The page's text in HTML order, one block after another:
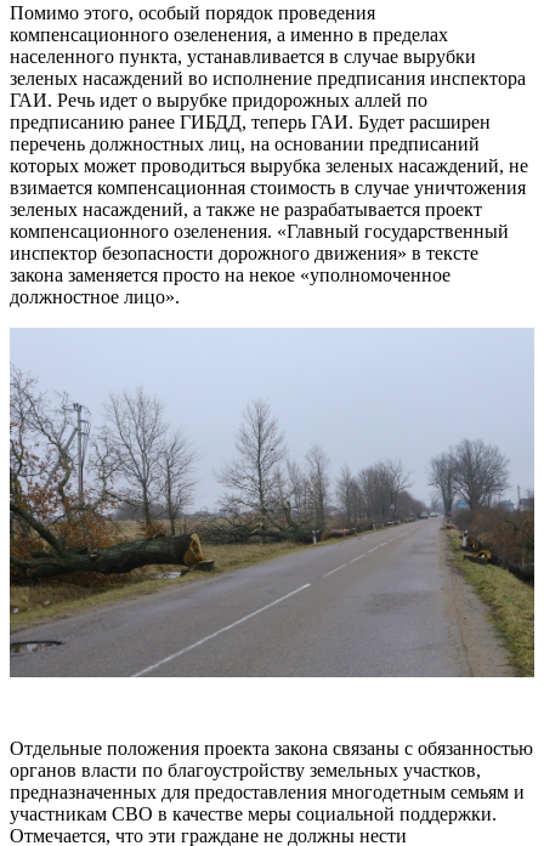
Помимо этого, особый порядок проведения
компенсационного озеленения, а именно в пределах
населенного пункта, устанавливается в случае вырубки
зеленых насаждений во исполнение предписания инспектора
ГАИ. Речь идет о вырубке придорожных аллей по
предписанию ранее ГИБДД, теперь ГАИ. Будет расширен
перечень должностных лиц, на основании предписаний
которых может проводиться вырубка зеленых насаждений, не
взимается компенсационная стоимость в случае уничтожения
зеленых насаждений, a также не разрабатывается проект
компенсационного озеленения. «Главный государственный
инспектор безопасности дорожного движения» в тексте
закона заменяется просто на некое «уполномоченное
должностное лицо».
Отдельные положения проекта закона связаны с обязанностью
органов власти по благоустройству земельных участков,
предназначенных для предоставления многодетным семьям и
участникам СВО в качестве меры социальной поддержки.
Отмечается, что эти граждане не должны нести